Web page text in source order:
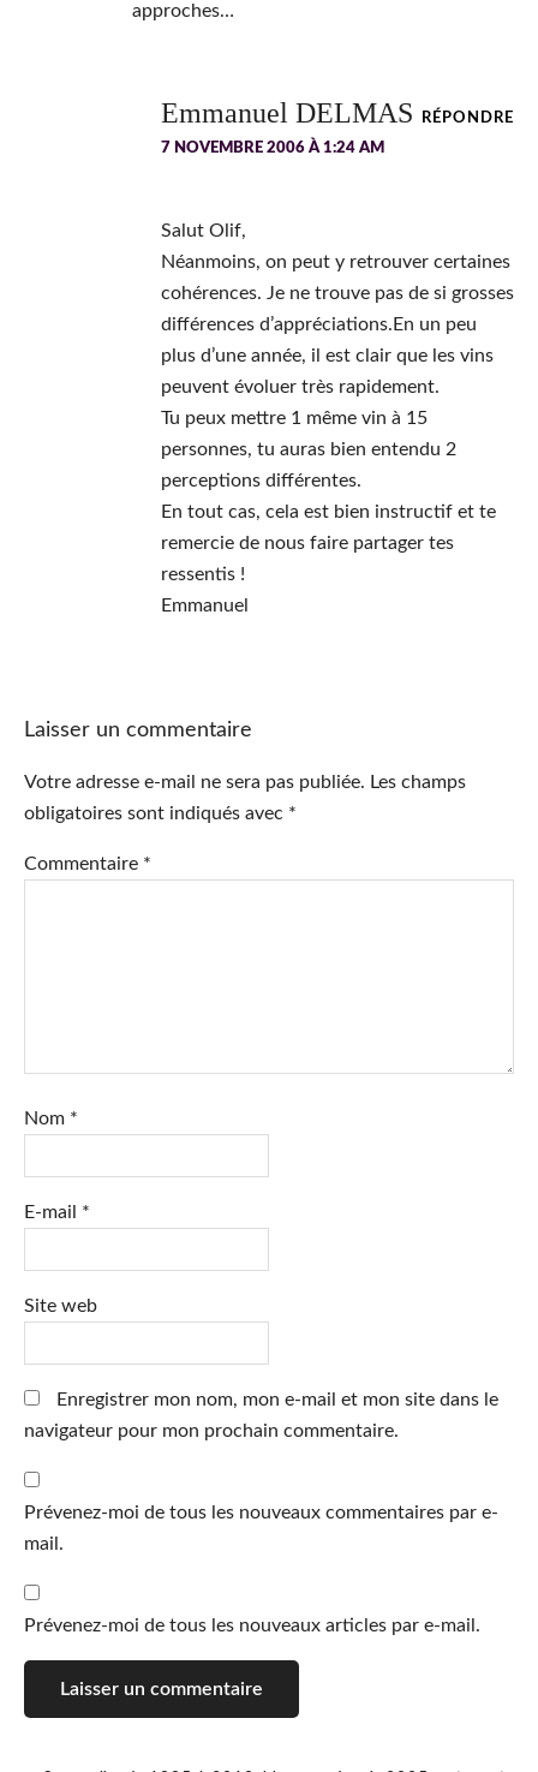
approches…
Emmanuel DELMAS
7 NOVEMBRE 2006 À 1:24 AM
Salut Olif,
Néanmoins, on peut y retrouver certaines
cohérences. Je ne trouve pas de si grosses
différences d’appréciations.En un peu
plus d’une année, il est clair que les vins
peuvent évoluer très rapidement.
Tu peux mettre 1 même vin à 15
personnes, tu auras bien entendu 2
perceptions différentes.
En tout cas, cela est bien instructif et te
remercie de nous faire partager tes
ressentis !
Emmanuel
RÉPONDRE
Laisser un commentaire
Votre adresse e-mail ne sera pas publiée. Les champs
obligatoires sont indiqués avec *
Commentaire *
Nom *
E-mail *
Site web
Enregistrer mon nom, mon e-mail et mon site dans le
navigateur pour mon prochain commentaire.
Prévenez-moi de tous les nouveaux commentaires par e-
mail.
Prévenez-moi de tous les nouveaux articles par e-mail.